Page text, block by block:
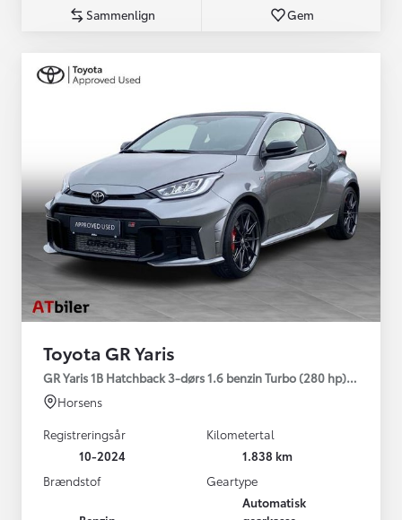
Sammenlign Gem
Toyota GR Yaris
GR Yaris 1B Hatchback 3-dørs 1.6 benzin Turbo (280 hp) Aut.
Horsens
Registreringsår
10-2024
Kilometertal
1.838 km
Brændstof
Geartype
Automatisk